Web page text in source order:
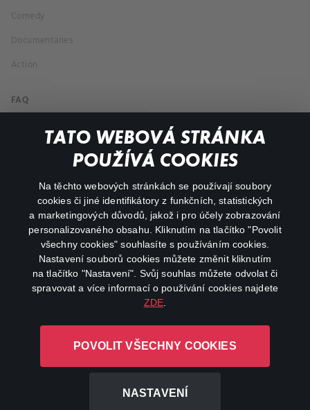
TATO WEBOVÁ STRÁNKA
POUŽÍVÁ COOKIES
Na těchto webových stránkách se používají soubory
cookies či jiné identifikátory z funkčních, statistických
a marketingových důvodů, jakož i pro účely zobrazování
personalizovaného obsahu. Kliknutím na tlačítko "Povolit
všechny cookies" souhlasíte s používáním cookies.
Nastavení souborů cookies můžete změnit kliknutím
na tlačítko "Nastavení". Svůj souhlas můžete odvolat či
spravovat a více informací o používání cookies najdete
ZDE
POVOLIT VŠECHNY COOKIES
NASTAVENÍ
Comedy
Documentaries
Action
FAQ
My profile
facebookinstagram
youtube
L-1246 Luxembourg R.C.S.